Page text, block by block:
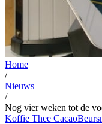
Home
/
Nieuws
/
Nog vier weken tot de
Koffie Thee Cacao